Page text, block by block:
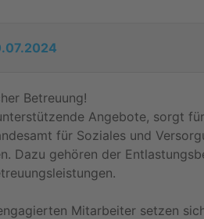
Betreuung!
Angebote, sorgt
für Soziales und
Dazu gehören der
Mitarbeiter setzen